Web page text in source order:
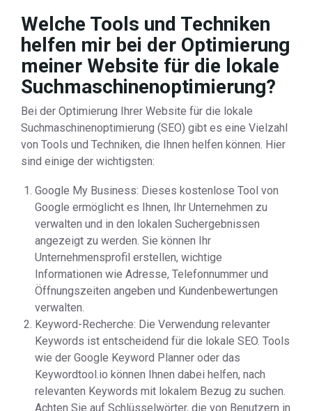
Welche Tools und Techniken
helfen mir bei der Optimierung
meiner Website für die lokale
Suchmaschinenoptimierung?
Bei der Optimierung Ihrer Website für die lokale
Suchmaschinenoptimierung (SEO) gibt es eine Vielzahl
von Tools und Techniken, die Ihnen helfen können. Hier
sind einige der wichtigsten:
Google My Business: Dieses kostenlose Tool von
Google ermöglicht es Ihnen, Ihr Unternehmen zu
verwalten und in den lokalen Suchergebnissen
angezeigt zu werden. Sie können Ihr
Unternehmensprofil erstellen, wichtige
Informationen wie Adresse, Telefonnummer und
Öffnungszeiten angeben und Kundenbewertungen
verwalten.
Keyword-Recherche: Die Verwendung relevanter
Keywords ist entscheidend für die lokale SEO. Tools
wie der Google Keyword Planner oder das
Keywordtool.io können Ihnen dabei helfen, nach
relevanten Keywords mit lokalem Bezug zu suchen.
Achten Sie auf Schlüsselwörter, die von Benutzern in